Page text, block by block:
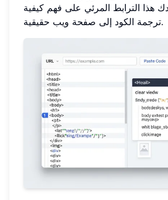
هذا الترابط المرئي على فهم كيفية
ترجمة الكود إلى صفحة ويب حقيقية.